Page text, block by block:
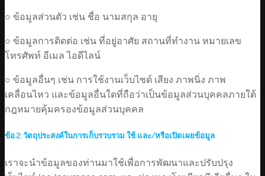
○ ข้อมูลส่วนตัว เช่น ชื่อ นามสกุล อายุ
○ ข้อมูลการติดต่อ เช่น ที่อยู่อาศัย สถานที่ทำงาน หมายเลข
โทรศัพท์ อีเมล ไอดีไลน์
○ ข้อมูลอื่นๆ เช่น การใช้งานเว็บไซต์ เสียง ภาพนิ่ง ภาพ
เคลื่อนไหว และข้อมูลอื่นใดที่ถือว่าเป็นข้อมูลส่วนบุคคลภายใต้
กฎหมายคุ้มครองข้อมูลส่วนบุคคล
ข้อ 2. วัตถุประสงค์ในการเก็บรวบรวม ใช้ และ/หรือเปิดเผยข้อมูล
เราจะนำข้อมูลของท่านมาใช้เพื่อการพัฒนาและปรับปรุง